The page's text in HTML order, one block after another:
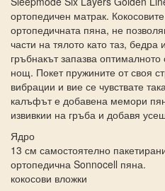
ортопедичен матрак.
ортопедичната пяна, не
части на тялото като таз,
гръбнакът запазва
нощ. Покет пружините от своя
вибрации и вие се чувствате
калъфът е добавена мемори
извивкии на гръба и добавя
Ядро
13 см самостоятелно
ортопедична Sonnocell пяна.
кокосови вложки